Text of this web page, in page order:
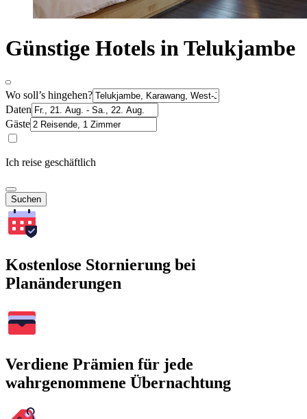
Günstige Hotels in Telukjambe
Wo soll’s hingehen?
Daten
Gäste
Ich reise geschäftlich
Suchen
Kostenlose Stornierung bei
Planänderungen
Verdiene Prämien für jede
wahrgenommene Übernachtung